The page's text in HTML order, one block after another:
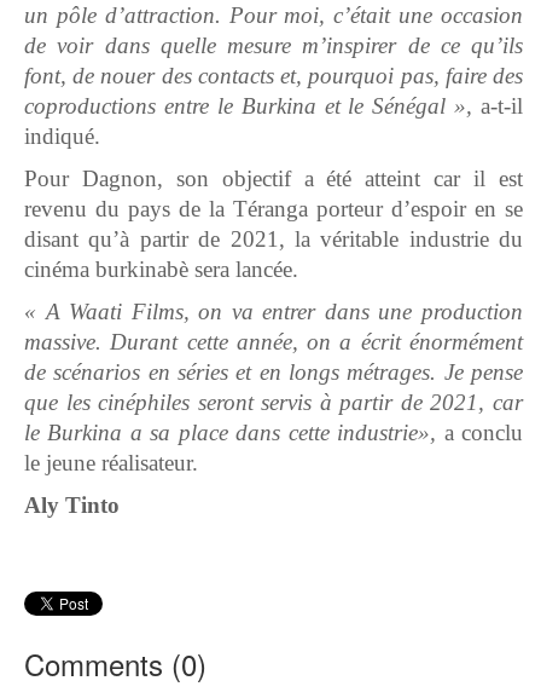
un pôle d’attraction. Pour moi, c’était une occasion
de voir dans quelle mesure m’inspirer de ce qu’ils
font, de nouer des contacts et, pourquoi pas, faire des
coproductions entre le Burkina et le Sénégal », a-t-il
indiqué.
Pour Dagnon, son objectif a été atteint car il est
revenu du pays de la Téranga porteur d’espoir en se
disant qu’à partir de 2021, la véritable industrie du
cinéma burkinabè sera lancée.
« A Waati Films, on va entrer dans une production
massive. Durant cette année, on a écrit énormément
de scénarios en séries et en longs métrages. Je pense
que les cinéphiles seront servis à partir de 2021, car
le Burkina a sa place dans cette industrie», a conclu
le jeune réalisateur.
Aly Tinto
Comments (0)